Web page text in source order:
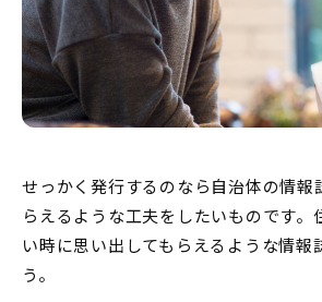
せっかく発行するのなら自治体の情報
らえるような工夫をしたいものです。
い時に思い出してもらえるような情報
う。